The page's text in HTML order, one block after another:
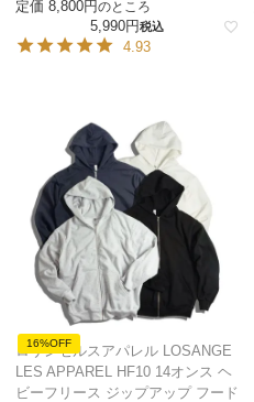
定価 8,800 のところ
5,990 税込
4.93
16%OFF
ロサンゼルスアパレル LOSANGE
LES APPAREL HF10 14オンス ヘ
ビーフリース ジップアップ フード